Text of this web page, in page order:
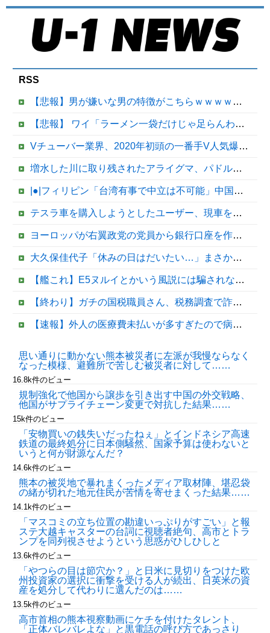
RSS
【悲報】男が嫌いな男の特徴がこちらｗｗｗｗｗｗｗｗｗｗ
【悲報】 ワイ「ラーメン一袋だけじゃ足らんわ！二袋作ったろ！」→結果ｗｗｗ
Vチューバー業界、2020年初頭の一番手V人気爆発から何も変わらない……
増水した川に取り残されたアライグマ、パドルボードで救助されて人の脚の下に潜り込む【海外の反応】
|●|フィリピン「台湾有事で中立は不可能」中国に覚悟表明
テスラ車を購入しようとしたユーザー、現車を処分して代金を支払い、平日の納車日に予定を合わせた結果……
ヨーロッパが右翼政党の党員から銀行口座を作る権利を剥奪、そのせいで皮肉すぎる展開に突入しており……
大久保佳代子「休みの日はだいたい…」まさかの習慣を暴露ｗｗｗ
【艦これ】E5ヌルイとかいう風説には騙されないぞ スキャンプくらいヌルイのなら考える
【終わり】ガチの国税職員さん、税務調査で詐欺を行い〇億だまし取る他
【速報】外人の医療費未払いが多すぎたので病院が外人の治療を断るようになってしまう
【移民政策反対】イオンの売り場で唐揚げを食う中国人の子供
Powered by livedoor 相互RSS
思い通りに動かない熊本被災者に左派が我慢ならなく
なった模様、避難所で苦しむ被災者に対して……
16.8k件のビュー
規制強化で他国から譲歩を引き出す中国の外交戦略、
他国がサプライチェーン変更で対抗した結果……
15k件のビュー
「安物買いの銭失いだったねぇ」とインドネシア高速
鉄道の最終処分に日本側騒然、国家予算は使わないと
いうと何が財源なんだ？
14.6k件のビュー
熊本の被災地で暴れまくったメディア取材陣、堪忍袋
の緒が切れた地元住民が苦情を寄せまくった結果……
14.1k件のビュー
「マスコミの立ち位置の勘違いっぷりがすごい」と報
ステ大越キャスターの台詞に視聴者絶句、高市とトラ
ンプを同列視させようという思惑がひしひしと
13.6k件のビュー
「やつらの目は節穴か？」と日米に見切りをつけた欧
州投資家の選択に衝撃を受ける人が続出、日英米の資
産を処分して代わりに選んだのは……
13.5k件のビュー
高市首相の熊本視察動画にケチを付けたタレント、
「正体バレバレよな」と黒電話の呼び方であっさり